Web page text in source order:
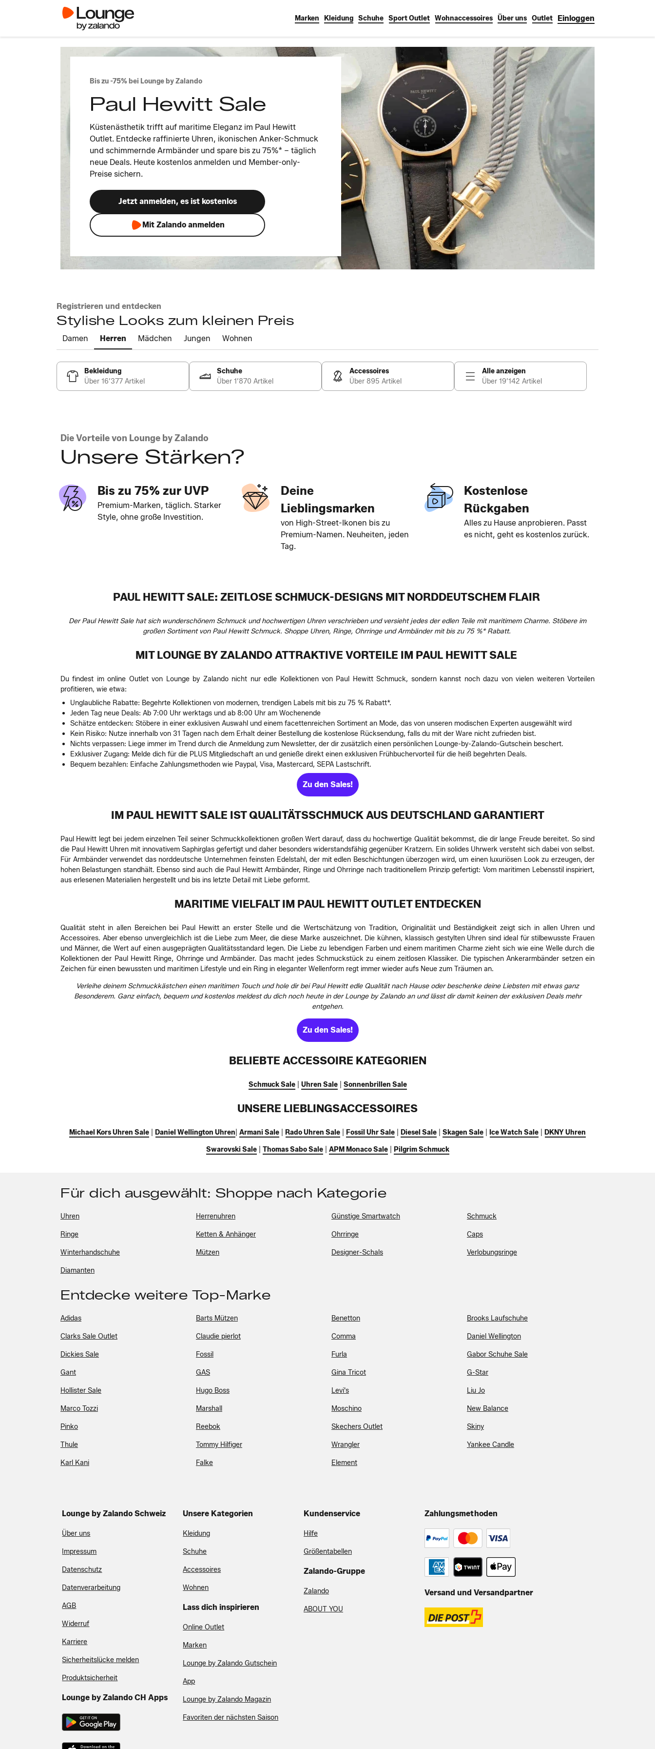
Marken Kleidung Schuhe Sport Outlet Wohnaccessoires Über uns Outlet Einloggen
Bis zu -75% bei Lounge by Zalando
Paul Hewitt Sale
Küstenästhetik trifft auf maritime Eleganz im Paul Hewitt
Outlet. Entdecke raffinierte Uhren, ikonischen Anker-Schmuck
und schimmernde Armbänder und spare bis zu 75%* – täglich
neue Deals. Heute kostenlos anmelden und Member-only-
Preise sichern.
Jetzt anmelden, es ist kostenlos
Mit Zalando anmelden
Registrieren und entdecken
Stylishe Looks zum kleinen Preis
Damen Herren Mädchen Jungen Wohnen
Bekleidung
Über 16’377 Artikel
Schuhe
Über 1’870 Artikel
Accessoires
Über 895 Artikel
Alle anzeigen
Über 19’142 Artikel
Die Vorteile von Lounge by Zalando
Unsere Stärken?
Bis zu 75% zur UVP
Premium-Marken, täglich. Starker
Style, ohne große Investition.
Deine
Lieblingsmarken
von High-Street-Ikonen bis zu
Premium-Namen. Neuheiten, jeden
Tag.
Kostenlose
Rückgaben
Alles zu Hause anprobieren. Passt
es nicht, geht es kostenlos zurück.
PAUL HEWITT SALE: ZEITLOSE SCHMUCK-DESIGNS MIT NORDDEUTSCHEM FLAIR
Der Paul Hewitt Sale hat sich wunderschönem Schmuck und hochwertigen Uhren verschrieben und versieht jedes der edlen Teile mit maritimem Charme. Stöbere im
großen Sortiment von Paul Hewitt Schmuck. Shoppe Uhren, Ringe, Ohrringe und Armbänder mit bis zu 75 %* Rabatt.
MIT LOUNGE BY ZALANDO ATTRAKTIVE VORTEILE IM PAUL HEWITT SALE
Du findest im online Outlet von Lounge by Zalando nicht nur edle Kollektionen von Paul Hewitt Schmuck, sondern kannst noch dazu von vielen weiteren Vorteilen
profitieren, wie etwa:
Unglaubliche Rabatte: Begehrte Kollektionen von modernen, trendigen Labels mit bis zu 75 % Rabatt*.
Jeden Tag neue Deals: Ab 7:00 Uhr werktags und ab 8:00 Uhr am Wochenende
Schätze entdecken: Stöbere in einer exklusiven Auswahl und einem facettenreichen Sortiment an Mode, das von unseren modischen Experten ausgewählt wird
Kein Risiko: Nutze innerhalb von 31 Tagen nach dem Erhalt deiner Bestellung die kostenlose Rücksendung, falls du mit der Ware nicht zufrieden bist.
Nichts verpassen: Liege immer im Trend durch die Anmeldung zum Newsletter, der dir zusätzlich einen persönlichen Lounge-by-Zalando-Gutschein beschert.
Exklusiver Zugang: Melde dich für die PLUS Mitgliedschaft an und genieße direkt einen exklusiven Frühbuchervorteil für die heiß begehrten Deals.
Bequem bezahlen: Einfache Zahlungsmethoden wie Paypal, Visa, Mastercard, SEPA Lastschrift.
Zu den Sales!
IM PAUL HEWITT SALE IST QUALITÄTSSCHMUCK AUS DEUTSCHLAND GARANTIERT
Paul Hewitt legt bei jedem einzelnen Teil seiner Schmuckkollektionen großen Wert darauf, dass du hochwertige Qualität bekommst, die dir lange Freude bereitet. So sind
die Paul Hewitt Uhren mit innovativem Saphirglas gefertigt und daher besonders widerstandsfähig gegenüber Kratzern. Ein solides Uhrwerk versteht sich dabei von selbst.
Für Armbänder verwendet das norddeutsche Unternehmen feinsten Edelstahl, der mit edlen Beschichtungen überzogen wird, um einen luxuriösen Look zu erzeugen, der
hohen Belastungen standhält. Ebenso sind auch die Paul Hewitt Armbänder, Ringe und Ohrringe nach traditionellem Prinzip gefertigt: Vom maritimen Lebensstil inspiriert,
aus erlesenen Materialien hergestellt und bis ins letzte Detail mit Liebe geformt.
MARITIME VIELFALT IM PAUL HEWITT OUTLET ENTDECKEN
Qualität steht in allen Bereichen bei Paul Hewitt an erster Stelle und die Wertschätzung von Tradition, Originalität und Beständigkeit zeigt sich in allen Uhren und
Accessoires. Aber ebenso unvergleichlich ist die Liebe zum Meer, die diese Marke auszeichnet. Die kühnen, klassisch gestylten Uhren sind ideal für stilbewusste Frauen
und Männer, die Wert auf einen ausgeprägten Qualitätsstandard legen. Die Liebe zu lebendigen Farben und einem maritimen Charme zieht sich wie eine Welle durch die
Kollektionen der Paul Hewitt Ringe, Ohrringe und Armbänder. Das macht jedes Schmuckstück zu einem zeitlosen Klassiker. Die typischen Ankerarmbänder setzen ein
Zeichen für einen bewussten und maritimen Lifestyle und ein Ring in eleganter Wellenform regt immer wieder aufs Neue zum Träumen an.
Verleihe deinem Schmuckkästchen einen maritimen Touch und hole dir bei Paul Hewitt edle Qualität nach Hause oder beschenke deine Liebsten mit etwas ganz
Besonderem. Ganz einfach, bequem und kostenlos meldest du dich noch heute in der Lounge by Zalando an und lässt dir damit keinen der exklusiven Deals mehr
entgehen.
Zu den Sales!
BELIEBTE ACCESSOIRE KATEGORIEN
Schmuck Sale| Uhren Sale| Sonnenbrillen Sale
UNSERE LIEBLINGSACCESSOIRES
Michael Kors Uhren Sale Daniel Wellington Uhren Armani Sale Rado Uhren Sale Fossil Uhr Sale Diesel Sale Skagen Sale Ice Watch Sale DKNY Uhren
Swarovski Sale| Thomas Sabo Sale| APM Monaco Sale| Pilgrim Schmuck
Für dich ausgewählt: Shoppe nach Kategorie
Uhren Herrenuhren Günstige Smartwatch Schmuck
Ringe Ketten & Anhänger Ohrringe Caps
Winterhandschuhe Mützen Designer-Schals Verlobungsringe
Diamanten
Entdecke weitere Top-Marke
Adidas Barts Mützen Benetton Brooks Laufschuhe
Clarks Sale Outlet Claudie pierlot Comma Daniel Wellington
Dickies Sale Fossil Furla Gabor Schuhe Sale
Gant GAS Gina Tricot G-Star
Hollister Sale Hugo Boss Levi's Liu Jo
Marco Tozzi Marshall Moschino New Balance
Pinko Reebok Skechers Outlet Skiny
Thule Tommy Hilfiger Wrangler Yankee Candle
Karl Kani Falke Element
Lounge by Zalando Schweiz
Über uns
Impressum
Datenschutz
Datenverarbeitung
AGB
Widerruf
Karriere
Sicherheitslücke melden
Produktsicherheit
Lounge by Zalando CH Apps
Unsere Kategorien
Kleidung
Schuhe
Accessoires
Wohnen
Lass dich inspirieren
Online Outlet
Marken
Lounge by Zalando Gutschein
App
Lounge by Zalando Magazin
Favoriten der nächsten Saison
Kundenservice
Hilfe
Größentabellen
Zalando-Gruppe
Zalando
ABOUT YOU
Zahlungsmethoden
Versand und Versandpartner